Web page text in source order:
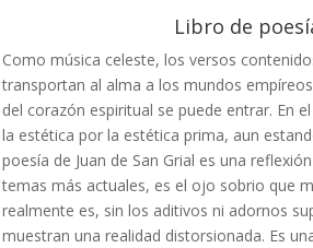
Libro de
Como música celeste, los versos
transportan al alma a los mundos
del corazón espiritual se puede entrar. En
la estética por la estética prima, aun
poesía de Juan de San Grial es una
temas más actuales, es el ojo sobrio que
realmente es, sin los aditivos ni adornos
muestran una realidad distorsionada. Es